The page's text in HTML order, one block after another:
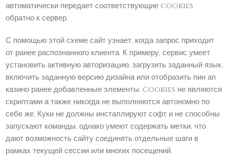
автоматически передает соответствующие cookies
обратно к сервер.
С помощью этой схеме сайт узнает, когда запрос приходит
от ранее распознанного клиента. К примеру, сервис умеет
установить активную авторизацию, загрузить заданный язык,
включить заданную версию дизайна или отобразить пин ап
казино ранее добавленные элементы. Cookies не являются
скриптами а также никогда не выполняются автономно по
себе же. Куки не должны инсталлируют софт и не способны
запускают команды, однако умеют содержать метки, что
дают возможность сайту соединять отдельные шаги в
рамках текущей сессии или многих посещений.